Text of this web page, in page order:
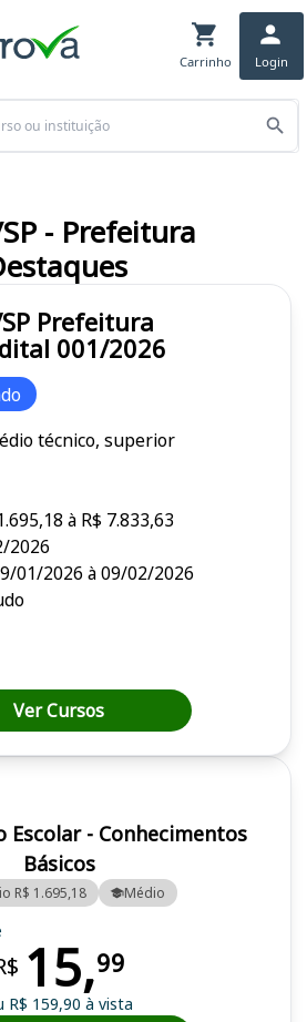
Carrinho Login
Escolar - Conhecimentos
Básicos
R$ 1.695,18 Médio
15,99
R$ 159,90 à vista
Prefeitura
001/2026
técnico, superior
à R$ 7.833,63
2026
01/2026 à 09/02/2026
Ver Cursos
- Prefeitura